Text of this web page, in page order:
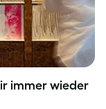
immer wieder